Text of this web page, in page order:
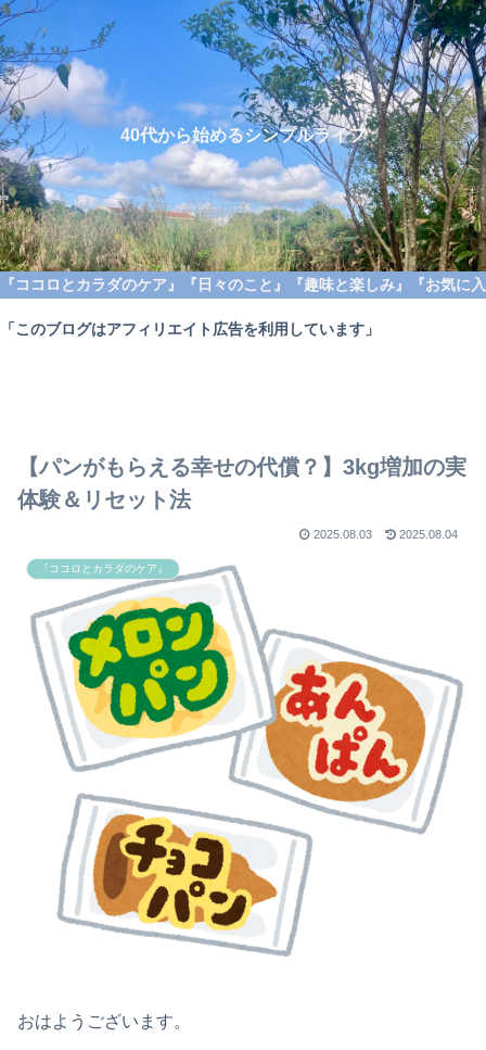
40代から始めるシンプルライフ
『ココロとカラダのケア』 『日々のこと』 『趣味と楽しみ』 『お気に
「このブログはアフィリエイト広告を利用しています」
【パンがもらえる幸せの代償？】3kg増加の実
体験＆リセット法
2025.08.03 2025.08.04
『ココロとカラダのケア』
おはようございます。